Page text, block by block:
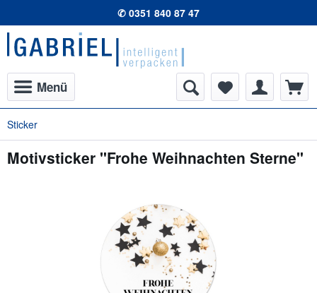
✆ 0351 840 87 47
Menü
Sticker
Motivsticker "Frohe Weihnachten Sterne"